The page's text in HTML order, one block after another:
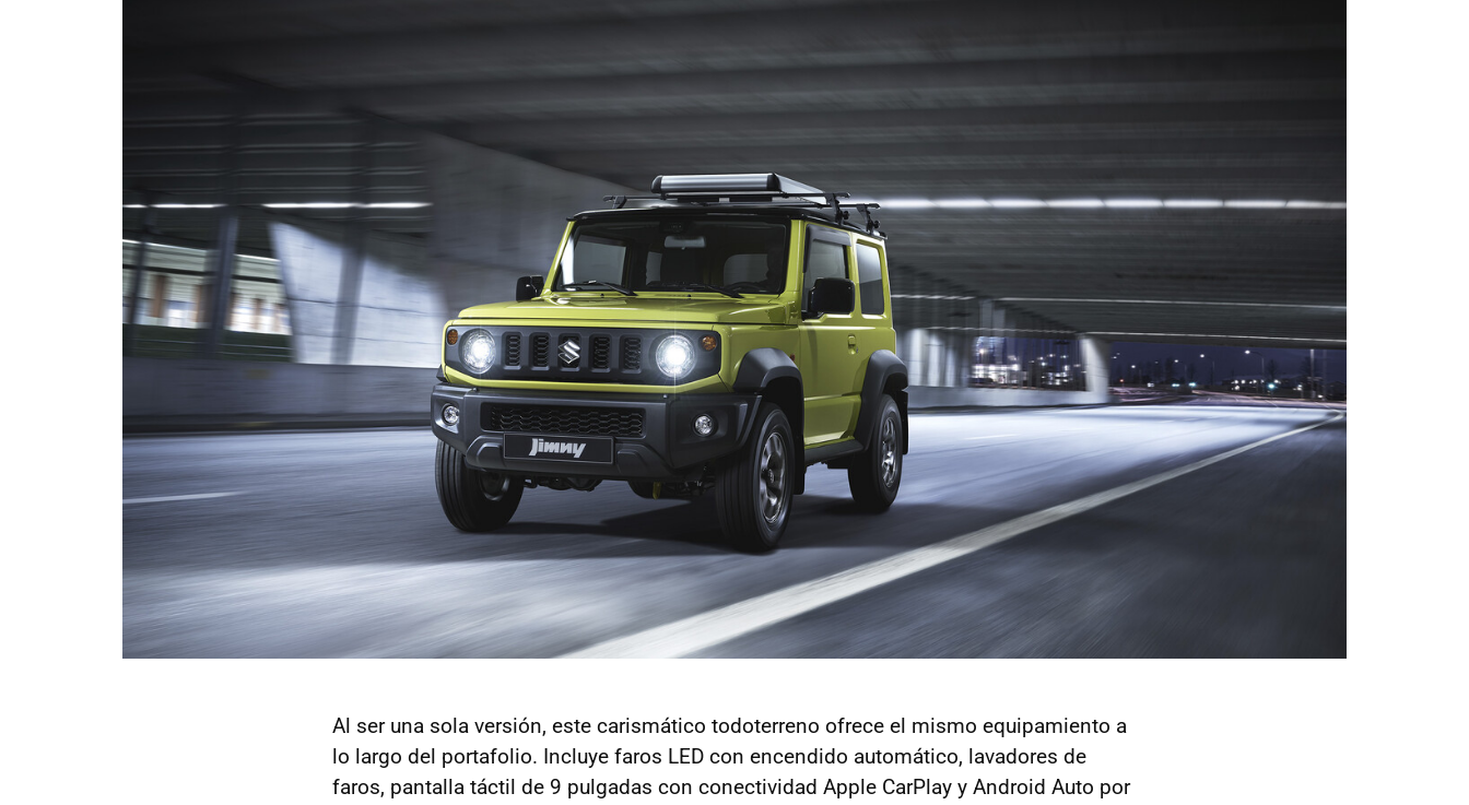
Al ser una sola versión, este carismático todoterreno ofrece el mismo equipamiento a
lo largo del portafolio. Incluye faros LED con encendido automático, lavadores de
faros, pantalla táctil de 9 pulgadas con conectividad Apple CarPlay y Android Auto por